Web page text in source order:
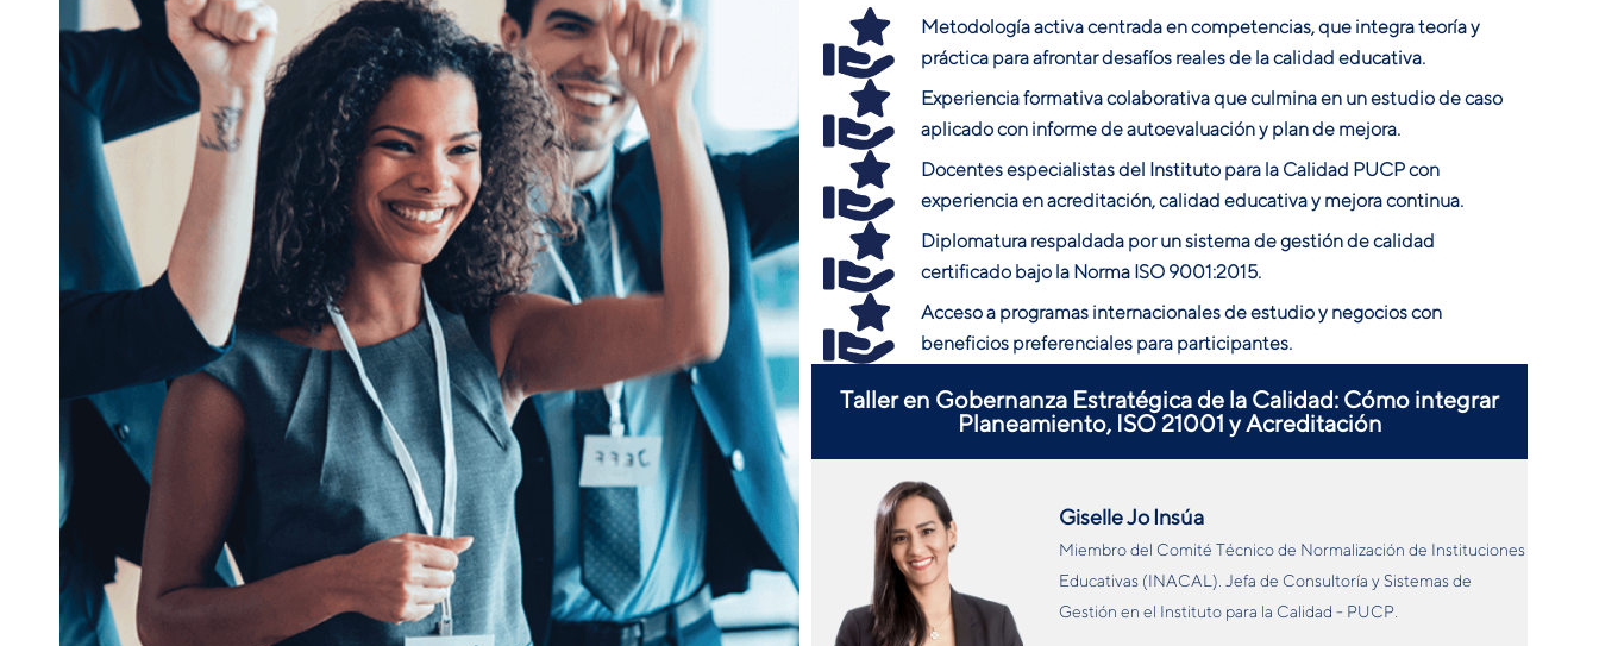
Metodología activa centrada en competencias, que integra teoría y
práctica para afrontar desafíos reales de la calidad educativa.
Experiencia formativa colaborativa que culmina en un estudio de caso
aplicado con informe de autoevaluación y plan de mejora.
Docentes especialistas del Instituto para la Calidad PUCP con
experiencia en acreditación, calidad educativa y mejora continua.
Diplomatura respaldada por un sistema de gestión de calidad
certificado bajo la Norma ISO 9001:2015.
Acceso a programas internacionales de estudio y negocios con
beneficios preferenciales para participantes.
Taller en Gobernanza Estratégica de la Calidad: Cómo integrar
Planeamiento, ISO 21001 y Acreditación
Giselle Jo Insúa
Miembro del Comité Técnico de Normalización de Instituciones
Educativas (INACAL). Jefa de Consultoría y Sistemas de
Gestión en el Instituto para la Calidad - PUCP.